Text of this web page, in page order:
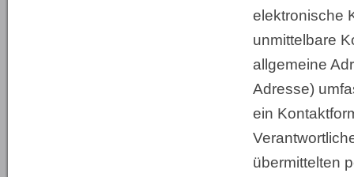
elektronische
unmittelbare
allgemeine
Adresse)
ein
übermittelten